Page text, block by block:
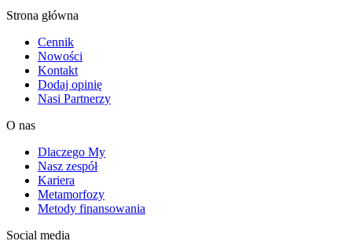
Strona główna
Cennik
Nowości
Kontakt
Dodaj opinię
Nasi Partnerzy
O nas
Dlaczego My
Nasz zespół
Kariera
Metamorfozy
Metody finansowania
Social media